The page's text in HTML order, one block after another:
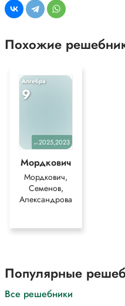
Похожие
Алгебра
9
уч.2025,2023
Мордкович
Мордкович,
Семенов,
Александрова
Популярные
Все решебники